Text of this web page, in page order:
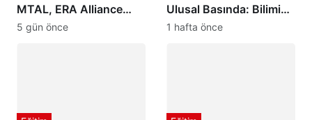
MTAL, ERA Alliance
Avrupa Eğitim Ağına
5 gün önce
Ulusal Basında: Bilimin
Işığında Geleceğe Güçlü
1 hafta önce